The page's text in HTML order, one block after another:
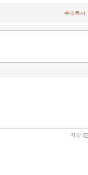
주소복사
자강 (